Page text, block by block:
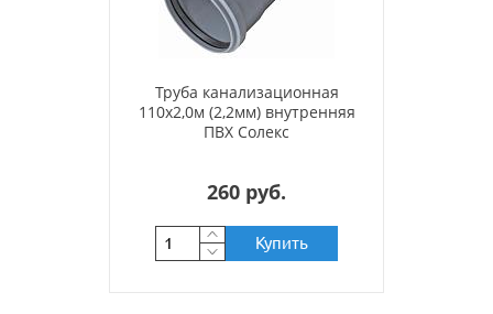
Труба канализационная
110х2,0м (2,2мм) внутренняя
ПВХ Солекс
260 руб.
Купить